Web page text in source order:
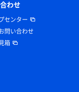
わせ
センター
問い合わせ
箱